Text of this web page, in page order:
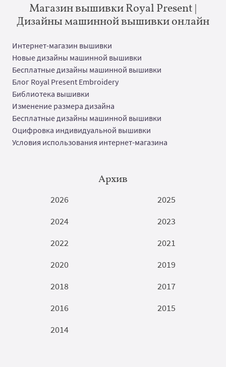
Магазин вышивки Royal Present |
Дизайны машинной вышивки онлайн
Интернет-магазин вышивки
Новые дизайны машинной вышивки
Бесплатные дизайны машинной вышивки
Блог Royal Present Embroidery
Библиотека вышивки
Изменение размера дизайна
Бесплатные дизайны машинной вышивки
Оцифровка индивидуальной вышивки
Условия использования интернет-магазина
Архив
2026
2025
2024
2023
2022
2021
2020
2019
2018
2017
2016
2015
2014